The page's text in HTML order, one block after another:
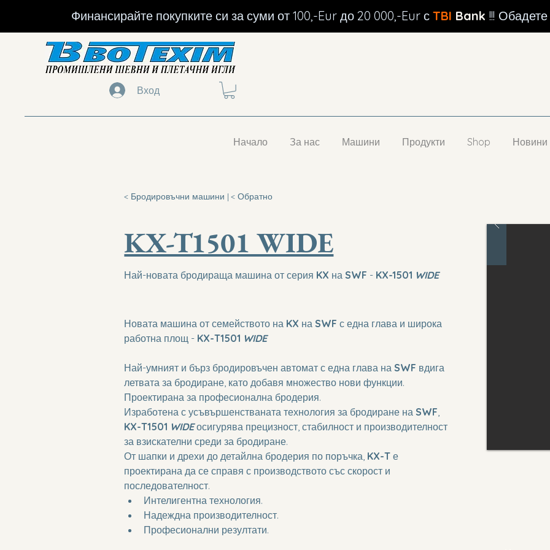
Финансирайте покупките си за суми от 100,-Eur до 20 000,-Eur с TBI Bank !!! Обадете
Вход
Начало За нас Машини Продукти Shop Новини
< Бродировъчни машини | < Обратно
KX-T1501 WIDE
Най-новата бродираща машина от серия KX наSWF - KX-1501 WIDE
Новата машина от семейството на KX на SWF с една глава и широка
работна площ - KX-T1501 WIDE
Най-умният и бърз бродировъчен автомат с една глава на SWF вдига
летвата за бродиране, като добавя множество нови функции.
Проектирана за професионална бродерия.
Изработена с усъвършенстваната технология за бродиране на SWF
KX-T1501 WIDE осигурява прецизност, стабилност и производителност
за взискателни среди за бродиране.
От шапки и дрехи до детайлна бродерия по поръчка, KX-T е
проектирана да се справя с производството със скорост и
последователност.
Интелигентна технология.
Надеждна производителност.
Професионални резултати.